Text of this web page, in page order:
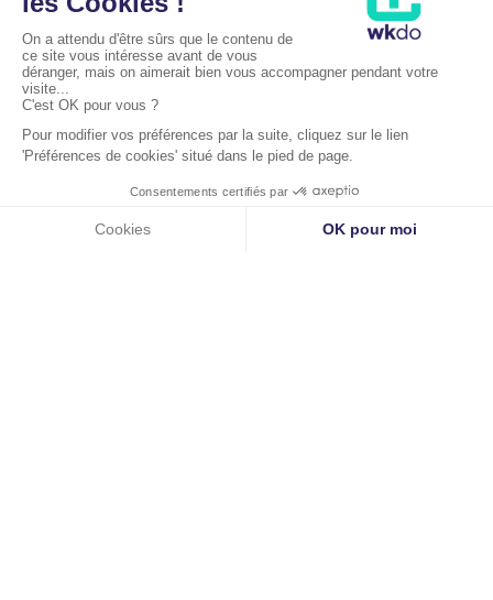
Ressources
Blog